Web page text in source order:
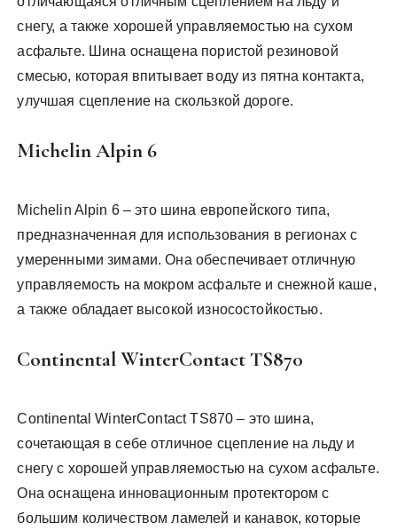
снегу, а также хорошей управляемостью на сухом
асфальте. Шина оснащена пористой резиновой
смесью, которая впитывает воду из пятна контакта,
улучшая сцепление на скользкой дороге.
Michelin Alpin 6
Michelin Alpin 6 – это шина европейского типа,
предназначенная для использования в регионах с
умеренными зимами. Она обеспечивает отличную
управляемость на мокром асфальте и снежной каше,
а также обладает высокой износостойкостью.
Continental WinterContact TS870
Continental WinterContact TS870 – это шина,
сочетающая в себе отличное сцепление на льду и
снегу с хорошей управляемостью на сухом асфальте.
Она оснащена инновационным протектором с
большим количеством ламелей и канавок, которые